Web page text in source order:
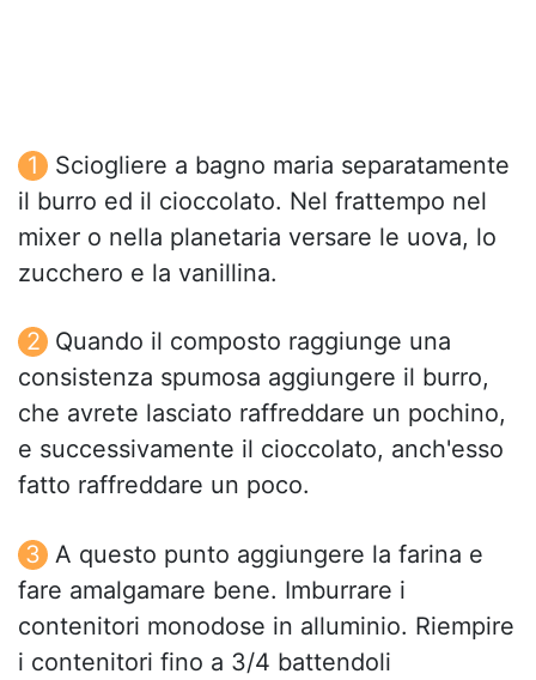
Sciogliere a bagno maria separatamente
il burro ed il cioccolato. Nel frattempo nel
mixer o nella planetaria versare le uova, lo
zucchero e la vanillina.
Quando il composto raggiunge una
consistenza spumosa aggiungere il burro,
che avrete lasciato raffreddare un pochino,
e successivamente il cioccolato, anch'esso
fatto raffreddare un poco.
A questo punto aggiungere la farina e
fare amalgamare bene. Imburrare i
contenitori monodose in alluminio. Riempire
i contenitori fino a 3/4 battendoli